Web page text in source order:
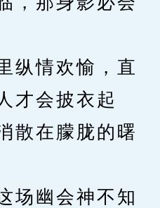
情欢愉，直
才会披衣起
散在朦胧的曙
幽会神不知